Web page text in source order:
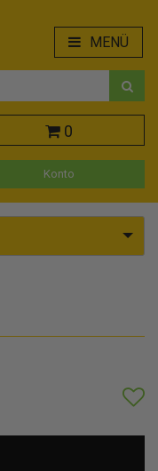
MENÜ
0
Konto